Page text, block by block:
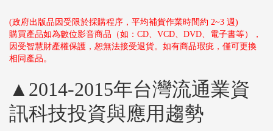
(政府出版品因受限於採購程序，平均補貨作業時間約 2~3 週)
購買產品如為數位影音商品（如：CD、VCD、DVD、電子書等），
因受智慧財產權保護，恕無法接受退貨。如有商品瑕疵，僅可更換
相同產品。
▲2014-2015年台灣流通業資
訊科技投資與應用趨勢